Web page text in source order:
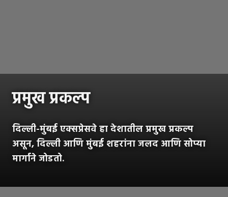
प्रमुख प्रकल्प
दिल्ली-मुंबई एक्सप्रेसवे हा देशातील प्रमुख प्रकल्प
असून, दिल्ली आणि मुंबई शहरांना जलद आणि सोप्या
मार्गाने जोडतो.